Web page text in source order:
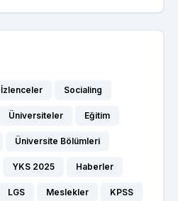
İzlenceler Socialing
Üniversiteler Eğitim
Üniversite Bölümleri
YKS 2025 Haberler
LGS Meslekler KPSS